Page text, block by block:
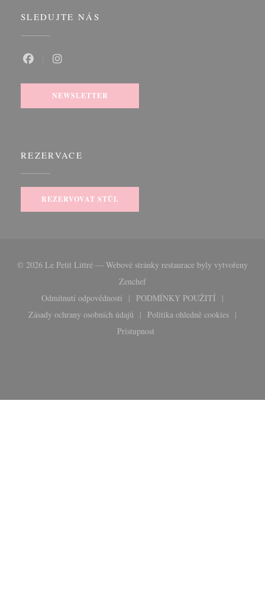
SLEDUJTE NÁS
NEWSLETTER
REZERVACE
REZERVOVAT STŮL
© 2026 Le Petit Littré — Webové stránky restaurace byly vytvořeny
Zenchef((otevře se v novém okně))
Odmítnutí odpovědnosti
((otevře se v novém okně))
PODMÍNKY POUŽITÍ
((otevře se v novém
Zásady ochrany osobních údajů
((otevře se v novém okně))
Politika ohledně cookies
((otevře se v
Pristupnost
((otevře se v novém okně))